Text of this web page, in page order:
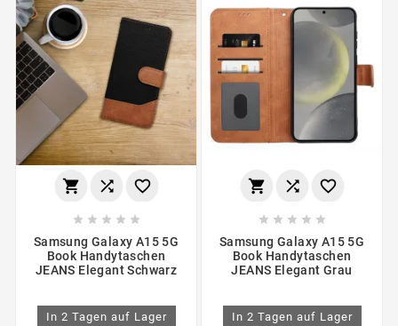
  
    
Samsung Galaxy A15 5G
Book Handytaschen
JEANS Elegant Schwarz
In 2 Tagen auf Lager
  
    
Samsung Galaxy A15 5G
Book Handytaschen
JEANS Elegant Grau
In 2 Tagen auf Lager